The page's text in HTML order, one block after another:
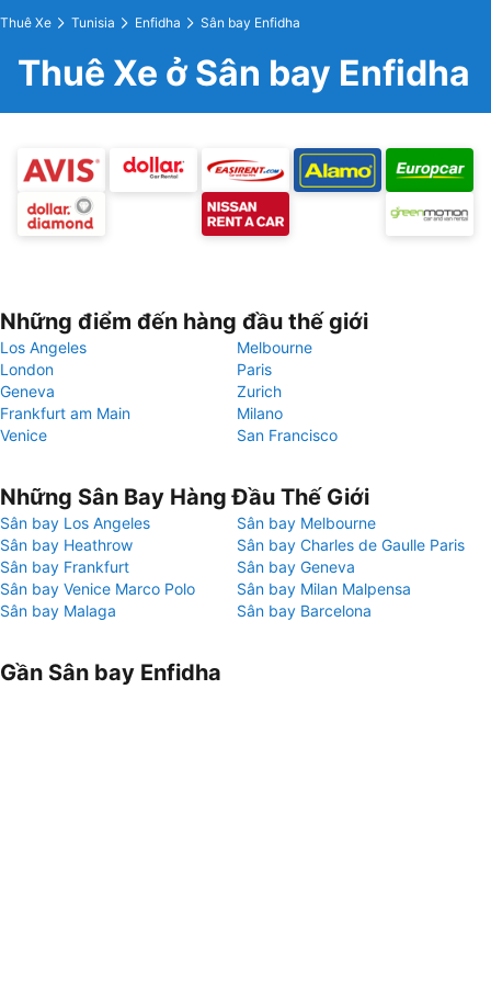
Thuê Xe Tunisia Enfidha Sân bay Enfidha
Thuê Xe ở Sân bay Enfidha
Những điểm đến hàng đầu thế giới
Los Angeles
Melbourne
London
Paris
Geneva
Zurich
Frankfurt am Main
Milano
Venice
San Francisco
Những Sân Bay Hàng Đầu Thế Giới
Sân bay Los Angeles
Sân bay Melbourne
Sân bay Heathrow
Sân bay Charles de Gaulle Paris
Sân bay Frankfurt
Sân bay Geneva
Sân bay Venice Marco Polo
Sân bay Milan Malpensa
Sân bay Malaga
Sân bay Barcelona
Gần Sân bay Enfidha